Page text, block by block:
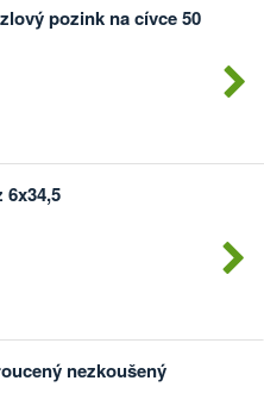
pozink na cívce 50
6x34,5
nezkoušený